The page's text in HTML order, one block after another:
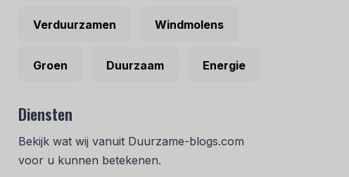
Verduurzamen Windmolens
Groen Duurzaam Energie
Diensten
Bekijk wat wij vanuit Duurzame-blogs.com
voor u kunnen betekenen.